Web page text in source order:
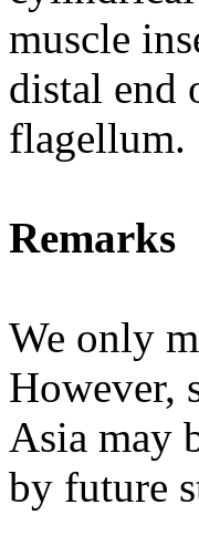
muscle
distal end
flagellum.
Remarks
We only
However,
Asia may
by future